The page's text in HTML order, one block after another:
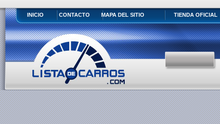
INICIO CONTACTO MAPA DEL SITIO TIENDA OFICIAL